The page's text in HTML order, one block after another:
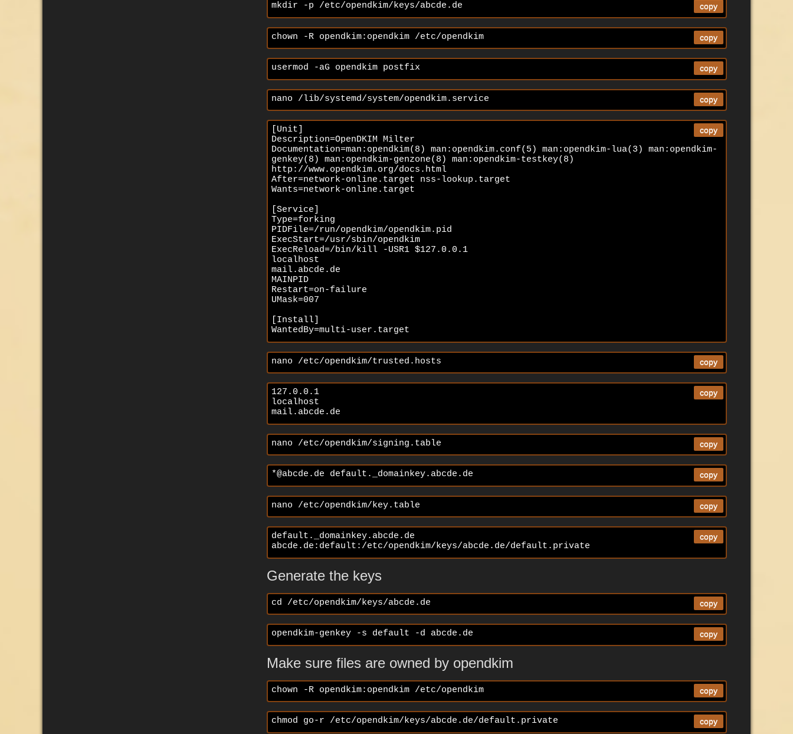
copy
mkdir -p /etc/opendkim/keys/abcde.de
copy
chown -R opendkim:opendkim /etc/opendkim
copy
usermod -aG opendkim postfix
copy
nano /lib/systemd/system/opendkim.service
copy
[Unit]
Description=OpenDKIM Milter
Documentation=man:opendkim(8) man:opendkim.conf(5) man:opendkim-lua(3) man:opendkim-
genkey(8) man:opendkim-genzone(8) man:opendkim-testkey(8)
http://www.opendkim.org/docs.html
After=network-online.target nss-lookup.target
Wants=network-online.target
[Service]
Type=forking
PIDFile=/run/opendkim/opendkim.pid
ExecStart=/usr/sbin/opendkim
ExecReload=/bin/kill -USR1 $127.0.0.1
localhost
mail.abcde.de
MAINPID
Restart=on-failure
UMask=007
[Install]
copy
nano /etc/opendkim/trusted.hosts
copy
127.0.0.1
localhost
mail.abcde.de
copy
nano /etc/opendkim/signing.table
copy
*@abcde.de default._domainkey.abcde.de
copy
nano /etc/opendkim/key.table
copy
default._domainkey.abcde.de
abcde.de:default:/etc/opendkim/keys/abcde.de/default.private
Generate the keys
copy
cd /etc/opendkim/keys/abcde.de
copy
opendkim-genkey -s default -d abcde.de
Make sure files are owned by opendkim
copy
chown -R opendkim:opendkim /etc/opendkim
copy
chmod go-r /etc/opendkim/keys/abcde.de/default.private